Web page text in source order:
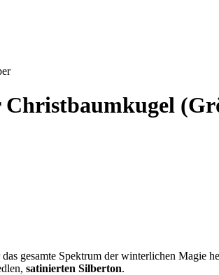
gesamte Spektrum der winterlichen Magie
satinierten Silberton.